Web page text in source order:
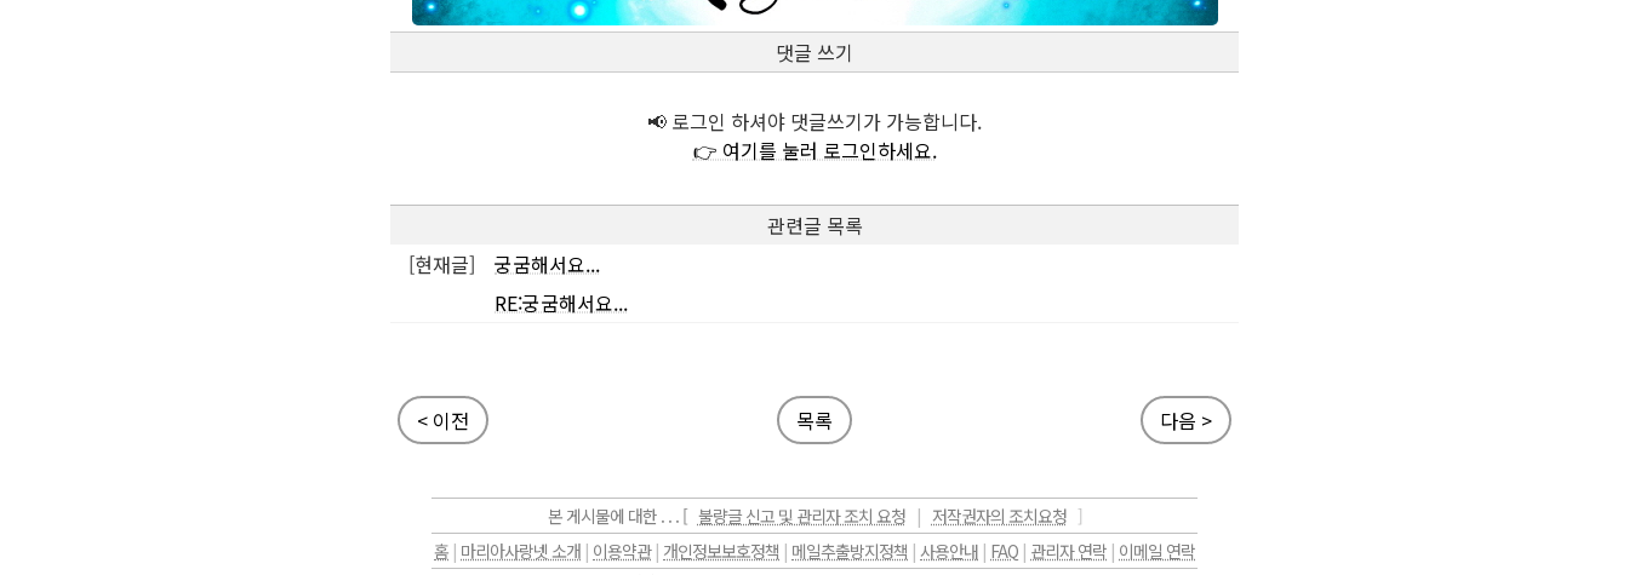
댓글 쓰기
📢 로그인 하셔야 댓글쓰기가 가능합니다.
👉 여기를 눌러 로그인하세요.
관련글 목록
[현재글]
궁굼해서요...
RE:궁굼해서요...
< 이전 목록 다음 >
본 게시물에 대한 . . . [ 불량글 신고 및 관리자 조치 요청 | 저작권자의 조치요청 ]
홈 | 마리아사랑넷 소개 | 이용약관 | 개인정보보호정책 | 메일추출방지정책 | 사용안내 | FAQ | 관리자 연락 | 이메일 연락